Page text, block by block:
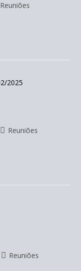
Reuniões
Reuniões
Reuniões